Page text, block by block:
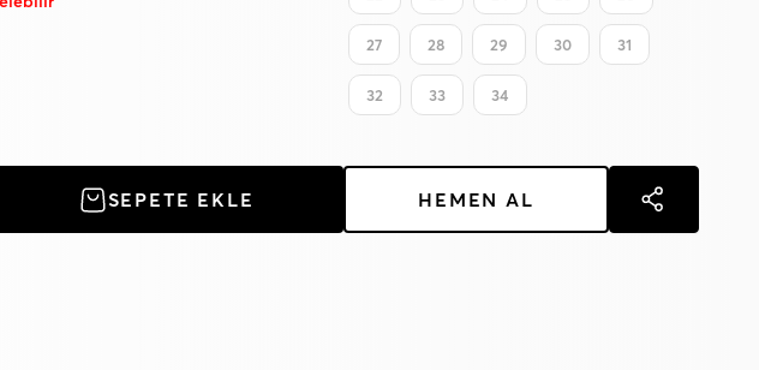
27 28 29 30 31
32 33 34
SEPETE EKLE HEMEN AL